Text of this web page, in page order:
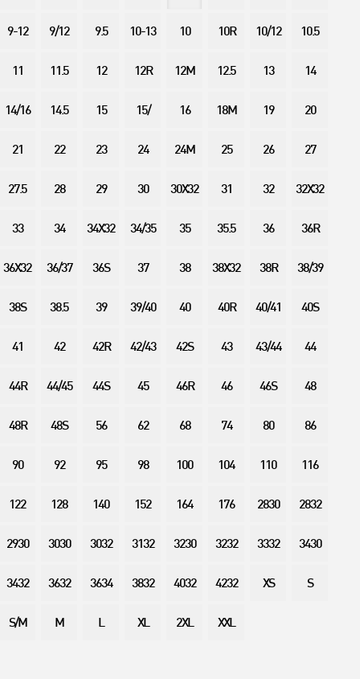
9-12 9/12 9.5 10-13 10 10R 10/12 10.5
11 11.5 12 12R 12M 12.5 13 14
14/16 14.5 15 15/ 16 18M 19 20
21 22 23 24 24M 25 26 27
27.5 28 29 30 30X32 31 32 32X32
33 34 34X32 34/35 35 35.5 36 36R
36X32 36/37 36S 37 38 38X32 38R 38/39
38S 38.5 39 39/40 40 40R 40/41 40S
41 42 42R 42/43 42S 43 43/44 44
44R 44/45 44S 45 46R 46 46S 48
48R 48S 56 62 68 74 80 86
90 92 95 98 100 104 110 116
122 128 140 152 164 176 2830 2832
2930 3030 3032 3132 3230 3232 3332 3430
3432 3632 3634 3832 4032 4232 XS S
S/M M L XL 2XL XXL